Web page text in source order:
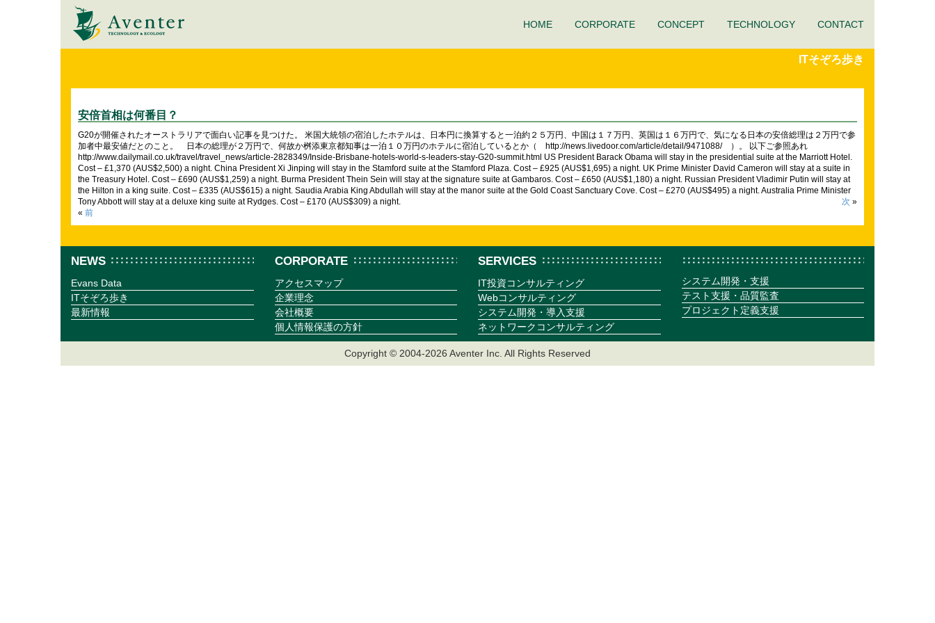
HOME CORPORATE CONCEPT TECHNOLOGY CONTACT
ITそぞろ歩き
安倍首相は何番目？
G20が開催されたオーストラリアで面白い記事を見つけた。 米国大統領の宿泊したホテルは、日本円に換算すると一泊約２５万円、中国は１７万円、英国は１６万円で、気になる日本の安倍総理は２万円で参
加者中最安値だとのこと。 日本の総理が２万円で、何故か桝添東京都知事は一泊１０万円のホテルに宿泊しているとか（ http://news.livedoor.com/article/detail/9471088/ ）。 以下ご参照あれ
http://www.dailymail.co.uk/travel/travel_news/article-2828349/Inside-Brisbane-hotels-world-s-leaders-stay-G20-summit.html US President Barack Obama will stay in the presidential suite at the Marriott Hotel.
Cost – £1,370 (AUS$2,500) a night. China President Xi Jinping will stay in the Stamford suite at the Stamford Plaza. Cost – £925 (AUS$1,695) a night. UK Prime Minister David Cameron will stay at a suite in
the Treasury Hotel. Cost – £690 (AUS$1,259) a night. Burma President Thein Sein will stay at the signature suite at Gambaros. Cost – £650 (AUS$1,180) a night. Russian President Vladimir Putin will stay at
the Hilton in a king suite. Cost – £335 (AUS$615) a night. Saudia Arabia King Abdullah will stay at the manor suite at the Gold Coast Sanctuary Cove. Cost – £270 (AUS$495) a night. Australia Prime Minister
Tony Abbott will stay at a deluxe king suite at Rydges. Cost – £170 (AUS$309) a night.
次 »
« 前
NEWS
Evans Data
ITそぞろ歩き
最新情報
CORPORATE
アクセスマップ
企業理念
会社概要
個人情報保護の方針
SERVICES
IT投資コンサルティング
Webコンサルティング
システム開発・導入支援
ネットワークコンサルティング
システム開発・支援
テスト支援・品質監査
プロジェクト定義支援
Copyright © 2004-2026 Aventer Inc. All Rights Reserved